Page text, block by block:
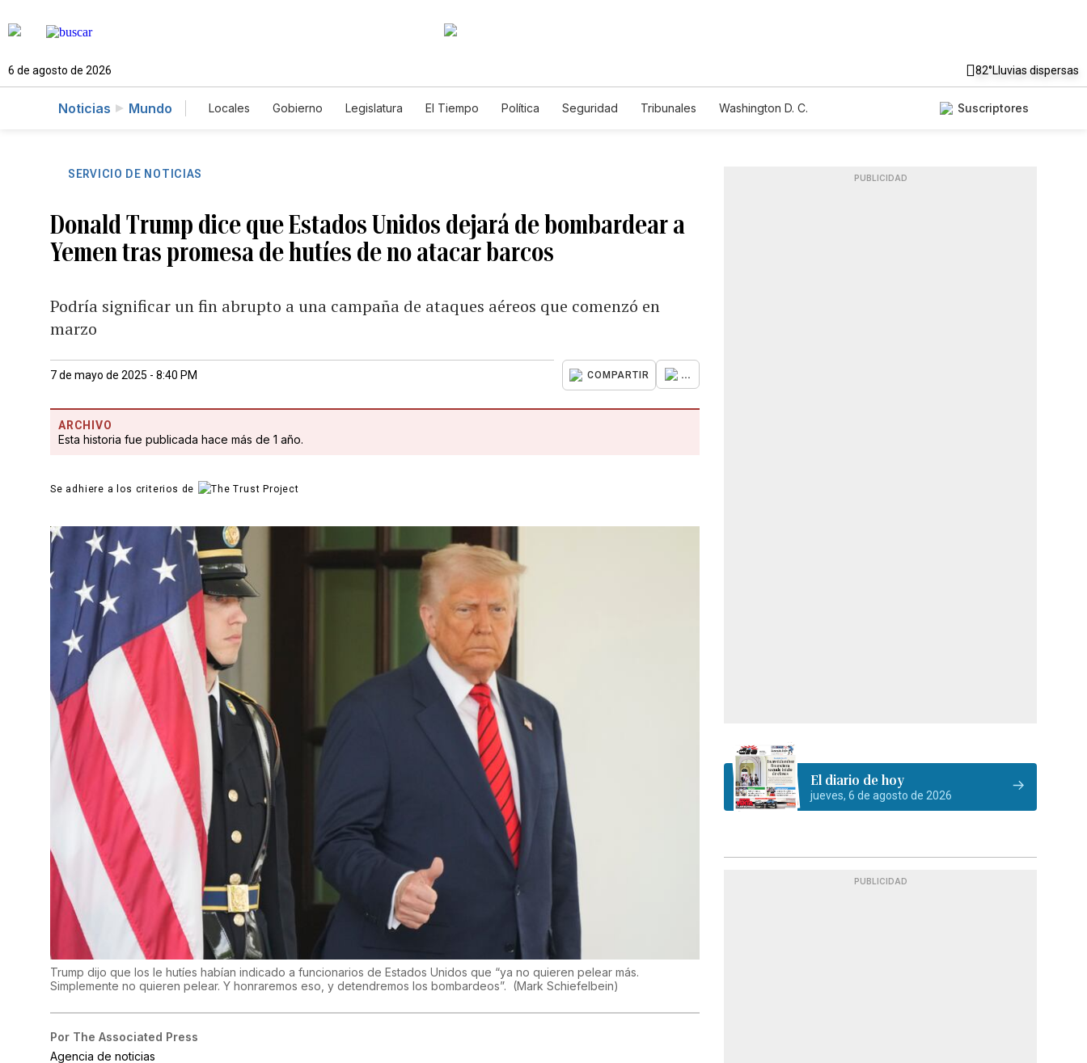
6 de agosto de 2026 82°Lluvias dispersas
Noticias Mundo Locales Gobierno Legislatura El Tiempo Política Seguridad Tribunales
Washington D. C.
Suscriptores
SERVICIO DE NOTICIAS
Donald Trump dice que Estados Unidos dejará de bombardear a
Yemen tras promesa de hutíes de no atacar barcos
Podría significar un fin abrupto a una campaña de ataques aéreos que comenzó en
marzo
7 de mayo de 2025 - 8:40 PM COMPARTIR ...
ARCHIVO
Esta historia fue publicada hace más de 1 año.
Se adhiere a los criterios de
Trump dijo que los le hutíes habían indicado a funcionarios de Estados Unidos que “ya no quieren pelear más.
Simplemente no quieren pelear. Y honraremos eso, y detendremos los bombardeos”. (Mark Schiefelbein)
Por The Associated Press
Agencia de noticias
PUBLICIDAD
El diario de hoy
jueves, 6 de agosto de 2026
PUBLICIDAD